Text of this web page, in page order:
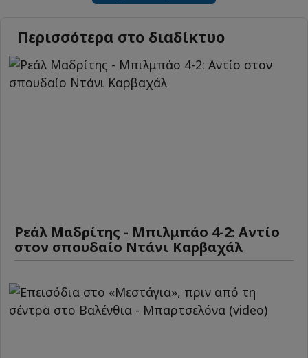
Περισσότερα στο διαδίκτυο
Ρεάλ Μαδρίτης - Μπιλμπάο 4-2: Αντίο
στον σπουδαίο Ντάνι Καρβαχάλ